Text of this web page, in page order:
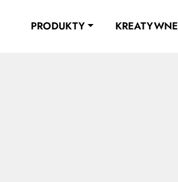
PRODUKTY KREATYWNE